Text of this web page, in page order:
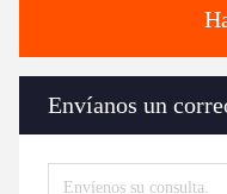
Envíanos un